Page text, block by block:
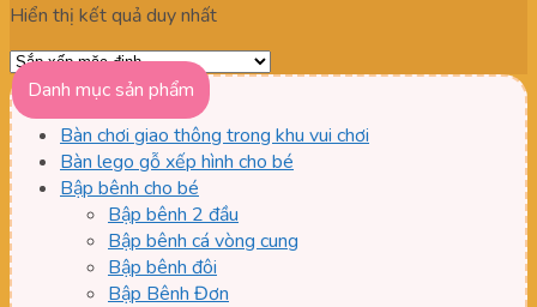
Hiển thị kết quả duy nhất
Danh mục sản phẩm
Bàn chơi giao thông trong khu vui chơi
Bàn lego gỗ xếp hình cho bé
Bập bênh cho bé
Bập bênh 2 đầu
Bập bênh cá vòng cung
Bập bênh đôi
Bập Bênh Đơn